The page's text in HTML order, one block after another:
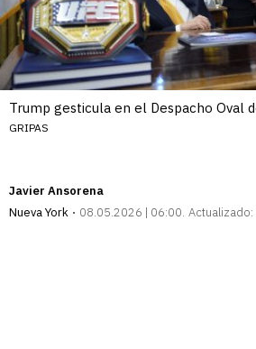
Trump gesticula en el Despacho Oval
GRIPAS
Javier Ansorena
Nueva York
08.05.2026 | 06:00 Actualizado: